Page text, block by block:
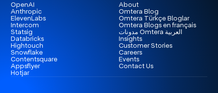
OpenAI
Anthropic
ElevenLabs
Intercom
Statsig
Databricks
Hightouch
Snowflake
Contentsquare
Appsflyer
Hotjar
About
Omtera Blog
Omtera Türkçe Bloglar
Omtera Blogs en français
مدونات Omtera العربية
Insights
Customer Stories
Careers
Events
Contact Us